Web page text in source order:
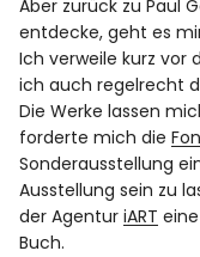
Aber zurück zu Paul
entdecke, geht es
Ich verweile kurz
ich auch regelrecht
Die Werke lassen
forderte mich die
Sonderausstellung
Ausstellung sein zu
der AgenturiART
Buch.